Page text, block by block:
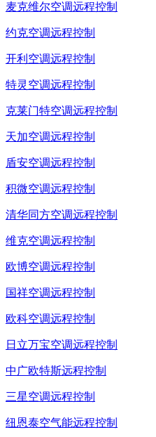
麦克维尔空调远程控制
约克空调远程控制
开利空调远程控制
特灵空调远程控制
克莱门特空调远程控制
天加空调远程控制
盾安空调远程控制
积微空调远程控制
清华同方空调远程控制
维克空调远程控制
欧博空调远程控制
国祥空调远程控制
欧科空调远程控制
日立万宝空调远程控制
中广欧特斯远程控制
三星空调远程控制
纽恩泰空气能远程控制